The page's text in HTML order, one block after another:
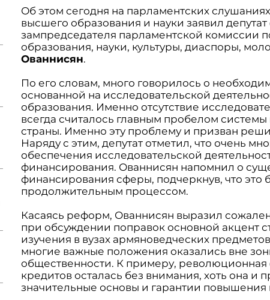
Об этом сегодня на парламентских
высшего образования и науки заявил
зампредседателя парламентской комиссии
образования, науки, культуры, диаспоры,
Ованнисян.
По его словам, много говорилось о
основанной на исследовательской
образования. Именно отсутствие
всегда считалось главным пробелом
страны. Именно эту проблему и призван
Наряду с этим, депутат отметил, что очень
обеспечения исследовательской
финансирования. Ованнисян напомнил о
финансирования сферы, подчеркнув, что это
продолжительным процессом.
Касаясь реформ, Ованнисян выразил
при обсуждении поправок основной акцент
изучения в вузах армяноведческих
многие важные положения оказались вне
общественности. К примеру, революционная
кредитов осталась без внимания, хоть она и
значительные основы и гарантии повышения